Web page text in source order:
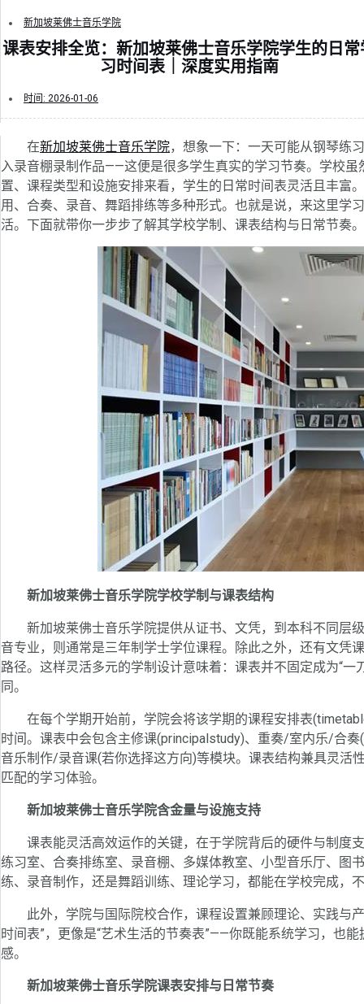
新加坡莱佛士音乐学院
课表安排全览：新加坡莱佛士音乐学院学生的日常
习时间表｜深度实用指南
时间: 2026-01-06
在新加坡莱佛士音乐学院，想象一下：一天可能从钢琴练
入录音棚录制作品——这便是很多学生真实的学习节奏。学校虽
置、课程类型和设施安排来看，学生的日常时间表灵活且丰富
用、合奏、录音、舞蹈排练等多种形式。也就是说，来这里学
活。下面就带你一步步了解其学校学制、课表结构与日常节奏。
新加坡莱佛士音乐学院学校学制与课表结构
新加坡莱佛士音乐学院提供从证书、文凭，到本科不同层
音专业，则通常是三年制学士学位课程。除此之外，还有文凭
路径。这样灵活多元的学制设计意味着：课表并不固定成为“
同。
在每个学期开始前，学院会将该学期的课程安排表
时间。课表中会包含主修课(principalstudy)、重奏/室内乐/合
音乐制作/录音课(若你选择这方向)等模块。课表结构兼具灵活
匹配的学习体验。
新加坡莱佛士音乐学院含金量与设施支持
课表能灵活高效运作的关键，在于学院背后的硬件与制度
练习室、合奏排练室、录音棚、多媒体教室、小型音乐厅、图
练、录音制作，还是舞蹈训练、理论学习，都能在学校完成，
此外，学院与国际院校合作，课程设置兼顾理论、实践与
时间表”，更像是“艺术生活的节奏表”——你既能系统学习，也
感。
新加坡莱佛士音乐学院课表安排与日常节奏